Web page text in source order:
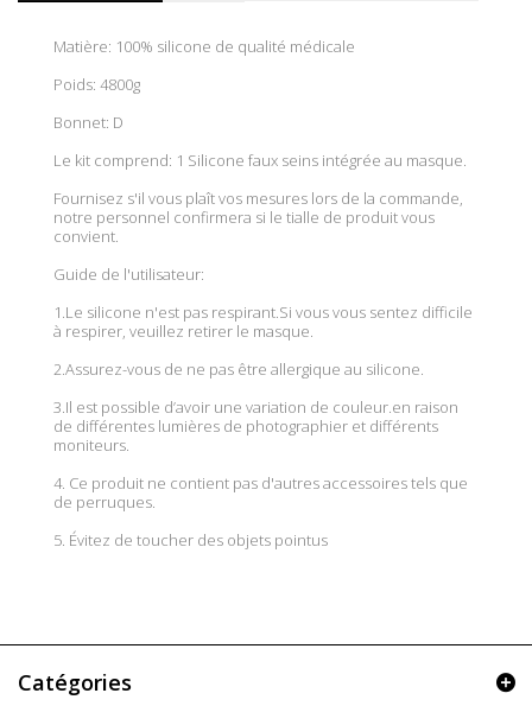
Matière: 100% silicone de qualité médicale
Poids: 4800g
Bonnet: D
Le kit comprend: 1 Silicone faux seins intégrée au masque.
Fournisez s'il vous plaît vos mesures lors de la commande,
notre personnel confirmera si le tialle de produit vous
convient.
Guide de l'utilisateur:
1.Le silicone n'est pas respirant.Si vous vous sentez difficile
à respirer, veuillez retirer le masque.
2.Assurez-vous de ne pas être allergique au silicone.
3.Il est possible d’avoir une variation de couleur.en raison
de différentes lumières de photographier et différents
moniteurs.
4. Ce produit ne contient pas d'autres accessoires tels que
de perruques.
5. Évitez de toucher des objets pointus
Catégories